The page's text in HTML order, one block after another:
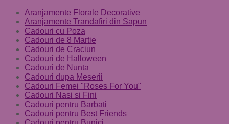
Aranjamente Florale Decorative
Aranjamente Trandafiri din Sapun
Cadouri cu Poza
Cadouri de 8 Martie
Cadouri de Craciun
Cadouri de Halloween
Cadouri de Nunta
Cadouri dupa Meserii
Cadouri Femei "Roses For You"
Cadouri Nasi si Fini
Cadouri pentru Barbati
Cadouri pentru Best Friends